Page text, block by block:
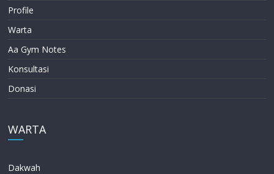
Profile
Warta
Aa Gym Notes
Konsultasi
Donasi
WARTA
Dakwah